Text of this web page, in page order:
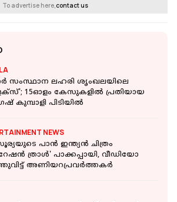
To advertise here,contact us
സംസ്ഥാന ലഹരി ശൃംഖലയിലെ
15ഓളം കേസുകളില്‍ പ്രതിയായ
കുമ്പാളി പിടിയില്‍
NEWS
പാൻ ഇന്ത്യൻ ചിത്രം
ത്രാൾ' പാക്കപ്പായി, വീഡിയോ
അണിയറപ്രവർത്തകർ